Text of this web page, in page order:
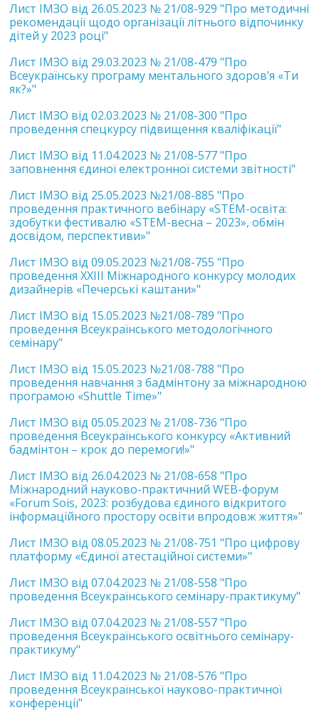
Лист ІМЗО від 26.05.2023 № 21/08-929 "Про методичні
рекомендації щодо організації літнього відпочинку
дітей у 2023 році"
Лист ІМЗО від 29.03.2023 № 21/08-479 "Про
Всеукраїнську програму ментального здоров’я «Ти
як?»"
Лист ІМЗО від 02.03.2023 № 21/08-300 "Про
проведення спецкурсу підвищення кваліфікації"
Лист ІМЗО від 11.04.2023 № 21/08-577 "Про
заповнення єдиної електронної системи звітності"
Лист ІМЗО від 25.05.2023 №21/08-885 "Про
проведення практичного вебінару «STEM-освіта:
здобутки фестивалю «STEM-весна – 2023», обмін
досвідом, перспективи»"
Лист ІМЗО від 09.05.2023 №21/08-755 "Про
проведення ХХІII Міжнародного конкурсу молодих
дизайнерів «Печерські каштани»"
Лист ІМЗО від 15.05.2023 №21/08-789 "Про
проведення Всеукраїнського методологічного
семінару"
Лист ІМЗО від 15.05.2023 №21/08-788 "Про
проведення навчання з бадмінтону за міжнародною
програмою «Shuttle Time»"
Лист ІМЗО від 05.05.2023 № 21/08-736 "Про
проведення Всеукраїнського конкурсу «Активний
бадмінтон – крок до перемоги!»"
Лист ІМЗО від 26.04.2023 № 21/08-658 "Про
Міжнародний науково-практичний WEB-форум
«Forum Sois, 2023: розбудова єдиного відкритого
інформаційного простору освіти впродовж життя»"
Лист ІМЗО від 08.05.2023 № 21/08-751 "Про цифрову
платформу «Єдиної атестаційної системи»"
Лист ІМЗО від 07.04.2023 № 21/08-558 "Про
проведення Всеукраїнського семінару-практикуму"
Лист ІМЗО від 07.04.2023 № 21/08-557 "Про
проведення Всеукраїнського освітнього семінару-
практикуму"
Лист ІМЗО від 11.04.2023 № 21/08-576 "Про
проведення Всеукраїнської науково-практичної
конференції"